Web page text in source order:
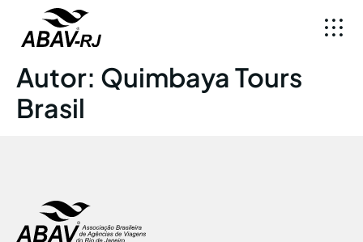
Autor: Quimbaya Tours
Brasil